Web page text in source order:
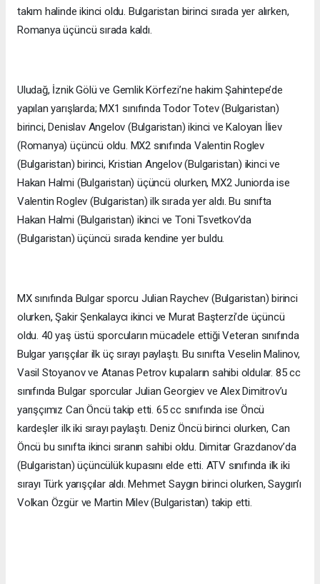
takım halinde ikinci oldu. Bulgaristan birinci sırada yer alırken,
Romanya üçüncü sırada kaldı.
Uludağ, İznik Gölü ve Gemlik Körfezi’ne hakim Şahintepe’de
yapılan yarışlarda; MX1 sınıfında Todor Totev (Bulgaristan)
birinci, Denislav Angelov (Bulgaristan) ikinci ve Kaloyan İliev
(Romanya) üçüncü oldu. MX2 sınıfında Valentin Roglev
(Bulgaristan) birinci, Kristian Angelov (Bulgaristan) ikinci ve
Hakan Halmi (Bulgaristan) üçüncü olurken, MX2 Juniorda ise
Valentin Roglev (Bulgaristan) ilk sırada yer aldı. Bu sınıfta
Hakan Halmi (Bulgaristan) ikinci ve Toni Tsvetkov’da
(Bulgaristan) üçüncü sırada kendine yer buldu.
MX sınıfında Bulgar sporcu Julian Raychev (Bulgaristan) birinci
olurken, Şakir Şenkalaycı ikinci ve Murat Başterzi’de üçüncü
oldu. 40 yaş üstü sporcuların mücadele ettiği Veteran sınıfında
Bulgar yarışçılar ilk üç sırayı paylaştı. Bu sınıfta Veselin Malinov,
Vasil Stoyanov ve Atanas Petrov kupaların sahibi oldular. 85 cc
sınıfında Bulgar sporcular Julian Georgiev ve Alex Dimitrov’u
yarışçımız Can Öncü takip etti. 65 cc sınıfında ise Öncü
kardeşler ilk iki sırayı paylaştı. Deniz Öncü birinci olurken, Can
Öncü bu sınıfta ikinci sıranın sahibi oldu. Dimitar Grazdanov’da
(Bulgaristan) üçüncülük kupasını elde etti. ATV sınıfında ilk iki
sırayı Türk yarışçılar aldı. Mehmet Saygın birinci olurken, Saygın’ı
Volkan Özgür ve Martin Milev (Bulgaristan) takip etti.